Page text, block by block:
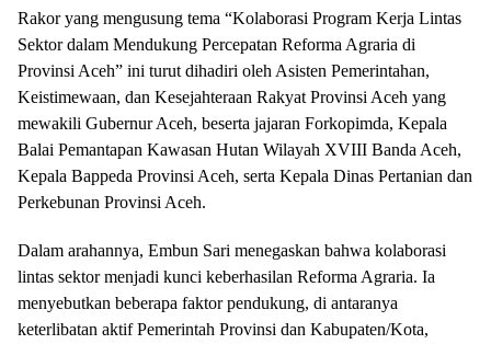
Rakor yang mengusung tema “Kolaborasi Program Kerja Lintas
Sektor dalam Mendukung Percepatan Reforma Agraria di
Provinsi Aceh” ini turut dihadiri oleh Asisten Pemerintahan,
Keistimewaan, dan Kesejahteraan Rakyat Provinsi Aceh yang
mewakili Gubernur Aceh, beserta jajaran Forkopimda, Kepala
Balai Pemantapan Kawasan Hutan Wilayah XVIII Banda Aceh,
Kepala Bappeda Provinsi Aceh, serta Kepala Dinas Pertanian dan
Perkebunan Provinsi Aceh.
Dalam arahannya, Embun Sari menegaskan bahwa kolaborasi
lintas sektor menjadi kunci keberhasilan Reforma Agraria. Ia
menyebutkan beberapa faktor pendukung, di antaranya
keterlibatan aktif Pemerintah Provinsi dan Kabupaten/Kota,